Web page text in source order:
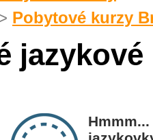
Pobytové kurzy